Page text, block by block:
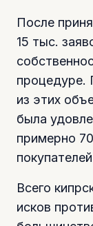
После
15 тыс.
процедуре.
из этих
была
примерно
Всего
исков